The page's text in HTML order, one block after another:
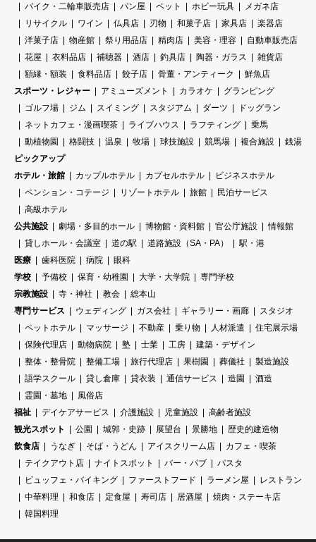
バイク・二輪車販売店
パン屋 ペット ホビー玩具
メガネ店
リサイクル
ワイン 仏具店 刃物 和菓子店 家具店
楽器店
洋菓子店
物産館 祭り用品店 精肉店 美容・理容
自動車販売店
花屋
衣料品店 補聴器 酒店 釣具店 陶器・ガラス
雑貨店
額縁・額装
食料品店 餃子店 骨董・アンティーク
鮮魚店
スポーツ・レジャー
アミューズメント カラオケ
グランピング
ゴルフ場
ジム スイミング スタジアム ダーツ
ドッグラン
ネットカフェ・漫画喫茶
ライブハウス ラフティング
乗馬
動植物園
格闘技 温泉 牧場 球技施設 競馬場 複合施設
銭湯
ピックアップ
ホテル・旅館
カップルホテル カプセルホテル
ビジネスホテル
ペンション・コテージ
リゾートホテル 旅館
民泊サービス
高級ホテル
公共施設
劇場・多目的ホール 博物館・資料館 官公庁施設
情報館
貸しホール・会議室
道の駅 道路施設（SA・PA）
駅・港
医療
歯科医院 病院
眼科
学校
予備校 保育・幼稚園 大学・大学院
専門学校
宗教施設
寺・神社 教会
総本山
専門サービス
ウェディング ガス会社 ギャラリー・画廊
スタジオ
ペットホテル
マッサージ 不動産 乗り物 人材派遣
住宅展示場
保険代理店
動物病院 塾 士業 工房
建築・デザイン
整体・整骨院
整備工場 旅行代理店 果樹園 葬儀社
製造施設
語学スクール
貸し倉庫 貸衣装 通信サービス 造園
酒造
霊園・墓地
風俗店
福祉
デイケアサービス 介護施設 児童施設
高齢者施設
観光スポット
公園 城郭・史跡 展望台 景勝地
歴史的建造物
飲食店
うなぎ そば・うどん アイスクリーム店
カフェ・喫茶
テイクアウト店
ナイトスポット バー・パブ
パスタ
ビュッフェ・バイキング
ファーストフード ラーメン屋
レストラン
中華料理
和食店 定食屋 寿司店 居酒屋
焼肉・ステーキ店
韓国料理